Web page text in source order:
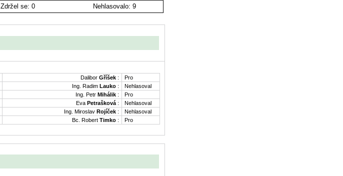
Zdržel se: 0 Nehlasovalo: 9
Dalibor Gříšek :
Pro
Ing. Radim Lauko :
Nehlasoval
Ing. Petr Mihálik :
Pro
Eva Petrašková :
Nehlasoval
Ing. Miroslav Rojíček :
Nehlasoval
Bc. Robert Timko : Pro